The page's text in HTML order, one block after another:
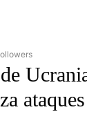
SPANISH" TO